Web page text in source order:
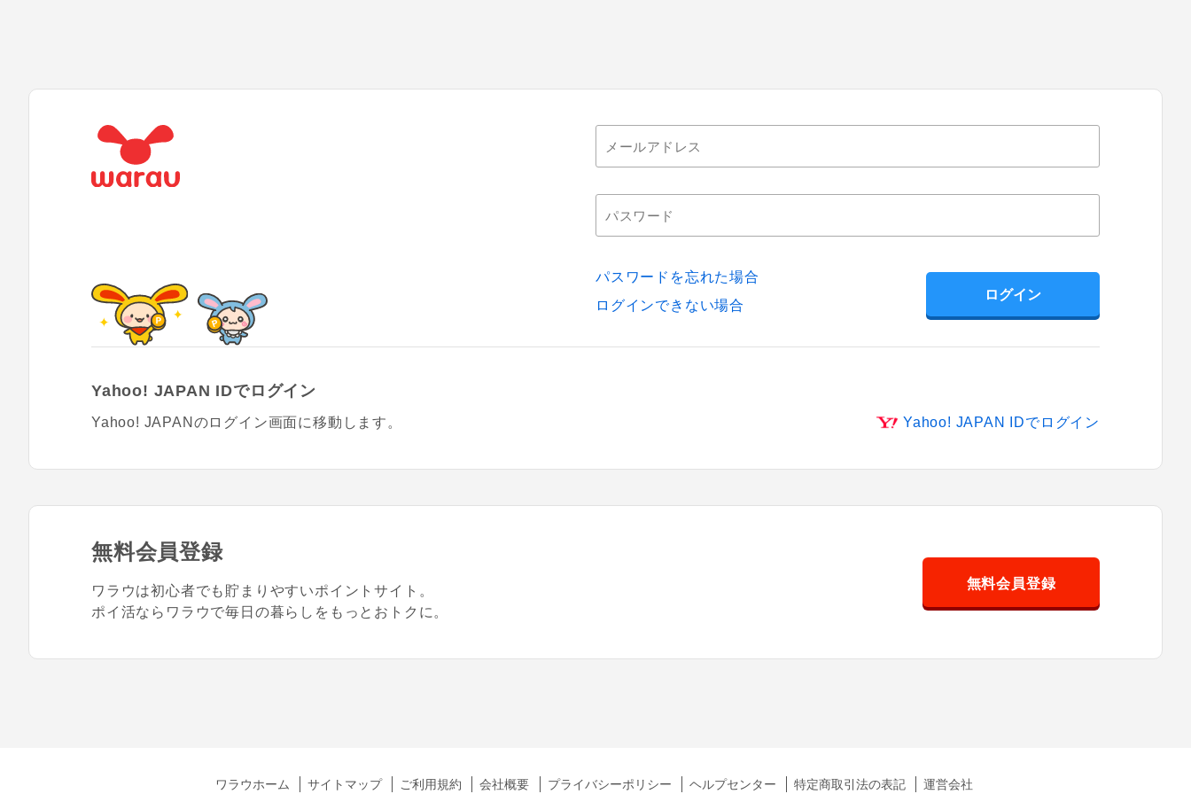
パスワードを忘れた場合
ログインできない場合
Yahoo! JAPAN IDでログイン
Yahoo! JAPANのログイン画面に移動します。 Yahoo! JAPAN IDでログイン
無料会員登録
ワラウは初心者でも貯まりやすいポイントサイト。
ポイ活ならワラウで毎日の暮らしをもっとおトクに。
無料会員登録
ワラウホーム サイトマップ ご利用規約 会社概要 プライバシーポリシー ヘルプセンター 特定商取引法の表記 運営会社